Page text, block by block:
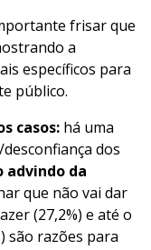
frisar que
a
específicos para
público.
casos: há uma
dos
advindo da
que não vai dar
(27,2%) e até o
são razões para